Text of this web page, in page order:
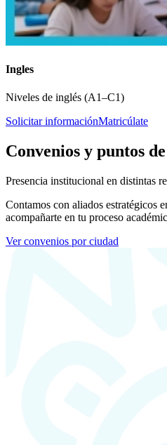
Ingles
Niveles de inglés (A1–C1)
Solicitar informaciónMatricúlate
Convenios y puntos
Presencia institucional en distintas
Contamos con aliados estratégicos
acompañarte en tu proceso
Ver convenios por ciudad